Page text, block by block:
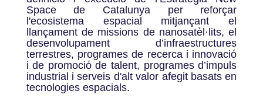
Space de Catalunya per reforçar
l'ecosistema espacial mitjançant el
llançament de missions de nanosatèl·lits, el
desenvolupament d’infraestructures
terrestres, programes de recerca i innovació
i de promoció de talent, programes d’impuls
industrial i serveis d'alt valor afegit basats en
tecnologies espacials.